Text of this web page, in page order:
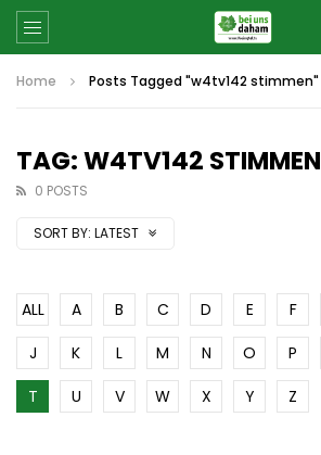
Home Posts Tagged "w4tv142 stimmen"
TAG: W4TV142 STIMMEN
0 POSTS
SORT BY: LATEST
ALL A B C D E F
J
K L M N O P
T
U V W X Y Z